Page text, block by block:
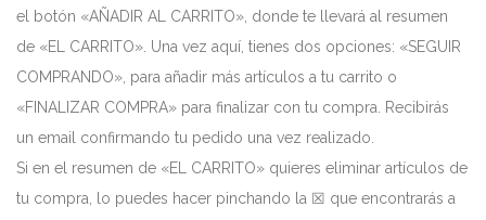
el botón «AÑADIR AL CARRITO», donde te llevará al resumen
de «EL CARRITO». Una vez aquí, tienes dos opciones: «SEGUIR
COMPRANDO», para añadir más artículos a tu carrito o
«FINALIZAR COMPRA» para finalizar con tu compra. Recibirás
un email confirmando tu pedido una vez realizado.
Si en el resumen de «EL CARRITO» quieres eliminar artículos de
tu compra, lo puedes hacer pinchando la ☒ que encontrarás a